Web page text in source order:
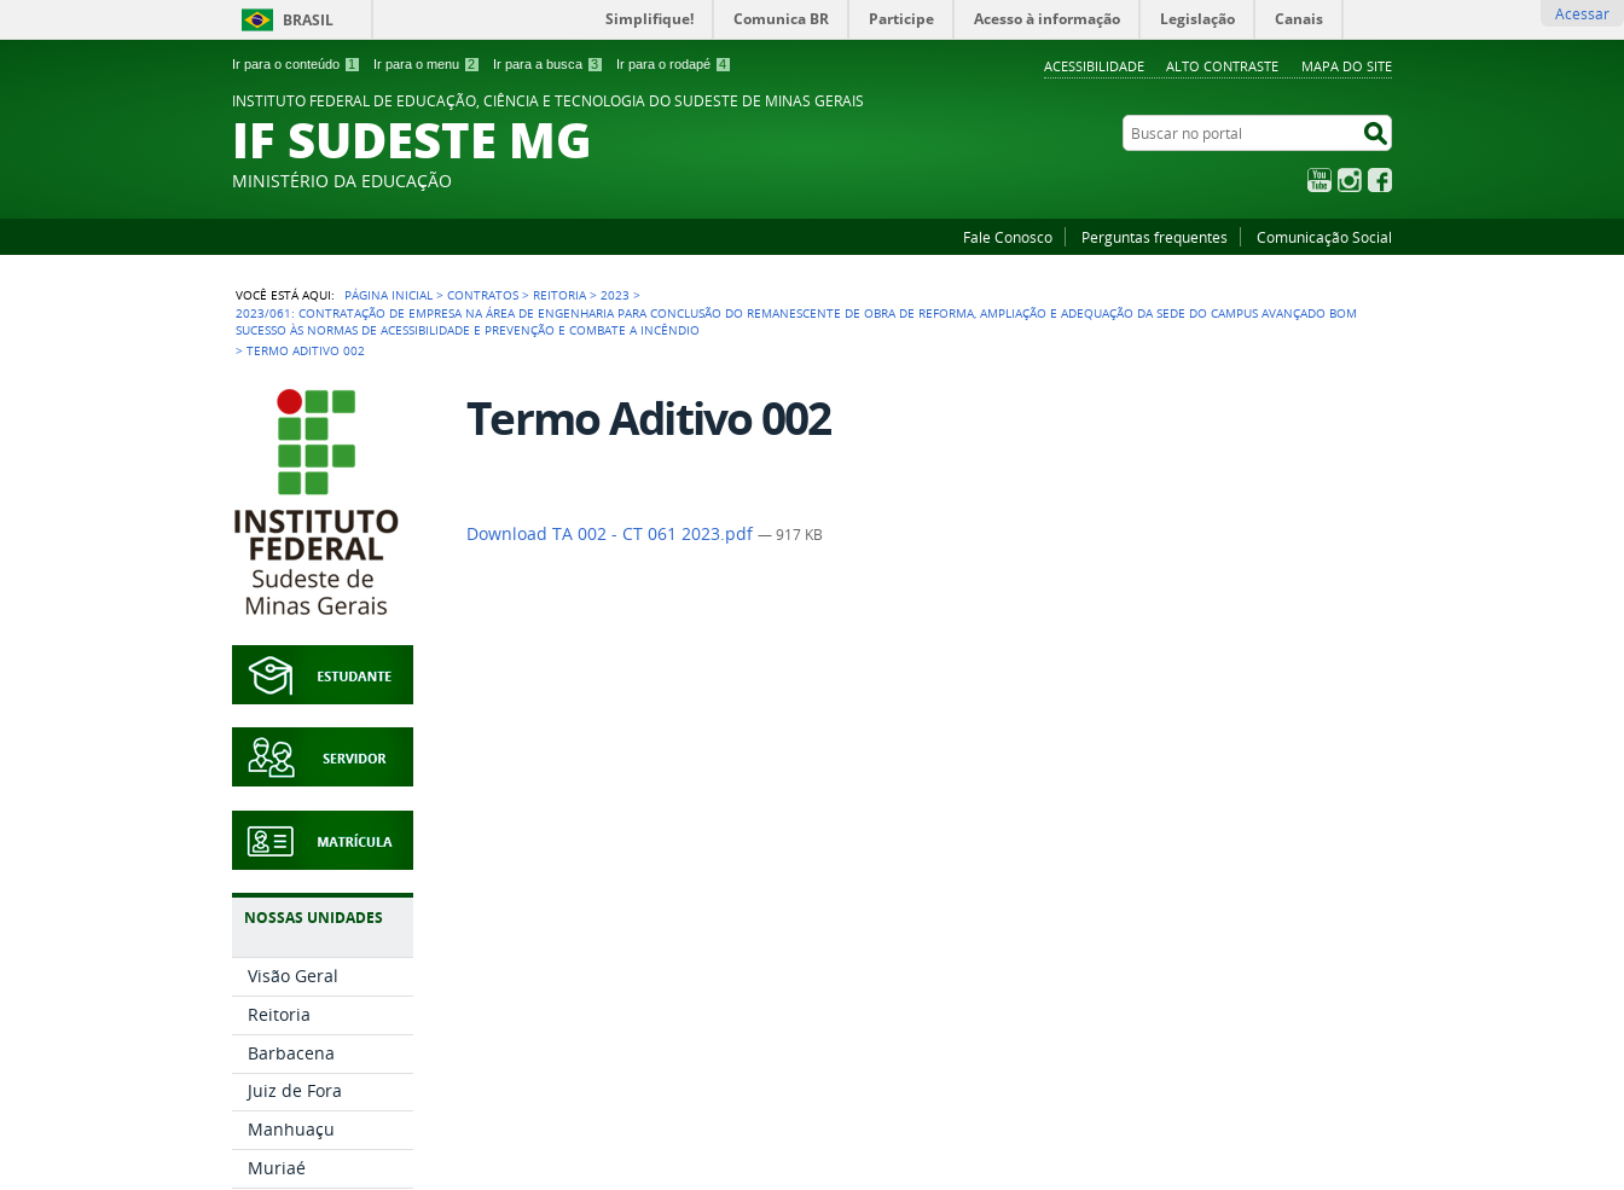
Ir para o conteúdo 1 Ir para o menu 2 Ir para a busca 3 Ir para o rodapé 4 ACESSIBILIDADE ALTO CONTRASTE MAPA DO SITE
BRASIL Simplifique! Comunica BR Participe Acesso à informação Legislação Canais Acessar
INSTITUTO FEDERAL DE EDUCAÇÃO, CIÊNCIA E TECNOLOGIA DO SUDESTE DE MINAS GERAIS
IF SUDESTE MG
MINISTÉRIO DA EDUCAÇÃO
Buscar no portal
YouTubeInstagram
Fale Conosco Perguntas frequentes Comunicação Social
VOCÊ ESTÁ AQUI: PÁGINA INICIAL >CONTRATOS > REITORIA >2023 >
2023/061: CONTRATAÇÃO DE EMPRESA NA ÁREA DE ENGENHARIA PARA CONCLUSÃO DO REMANESCENTE DE OBRA DE REFORMA, AMPLIAÇÃO E ADEQUAÇÃO DA SEDE DO CAMPUS AVANÇADO BOM
SUCESSO ÀS NORMAS DE ACESSIBILIDADE E PREVENÇÃO E COMBATE A INCÊNDIO
>TERMO ADITIVO 002
NOSSAS UNIDADES
Visão Geral
Reitoria
Barbacena
Juiz de Fora
Manhuaçu
Muriaé
Termo Aditivo 002
Download TA 002 - CT 061 2023.pdf— 917 KB